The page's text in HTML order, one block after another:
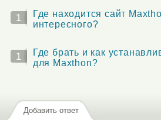
1
Где находится сайт
интересного?
1
Где брать и как
для Maxthon?
Добавить ответ